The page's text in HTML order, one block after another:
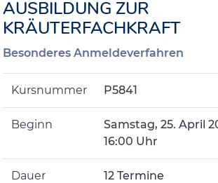
AUSBILDUNG ZUR
KRÄUTERFACHKRAFT
Besonderes Anmeldeverfahren
Kursnummer P5841
Beginn
Samstag, 25. April
16:00 Uhr
Dauer 12 Termine